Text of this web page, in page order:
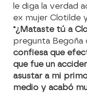
le diga la verdad
ex mujer Clotilde
"¿Mataste tú a
pregunta Begoña
confiesa que
que fue un
asustar a mi
medio y acabó